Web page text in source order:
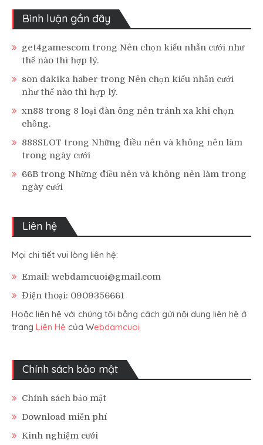
Bình luận gần đây
get4gamescom trong Nên chọn kiểu nhẫn cưới như
thế nào thì hợp lý.
son dakika haber trong Nên chọn kiểu nhẫn cưới
như thế nào thì hợp lý.
xn88 trong 8 loại đàn ông nên tránh xa khi chọn
chồng.
888SLOT trong Những điều nên và không nên làm
trong ngày cưới
66B trong Những điều nên và không nên làm trong
ngày cưới
Liên hệ
Mọi chi tiết vui lòng liên hệ:
Email: webdamcuoi@gmail.com
Điện thoại: 0909356661
Hoặc liên hệ với chúng tôi bằng cách gửi nội dung liên hệ ở
trang Liên Hệ của Webdamcuoi
Chính sách bảo mật
Chính sách bảo mật
Download miễn phí
Kinh nghiệm cưới